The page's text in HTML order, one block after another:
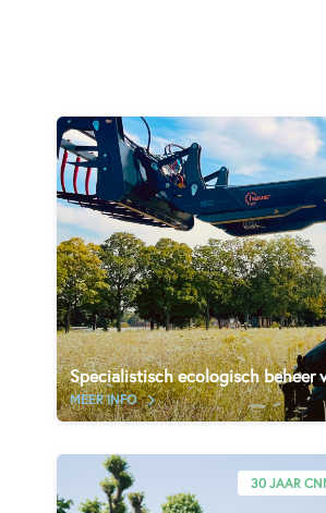
Specialistisch ecologisch beheer
MEER INFO
30 JAAR